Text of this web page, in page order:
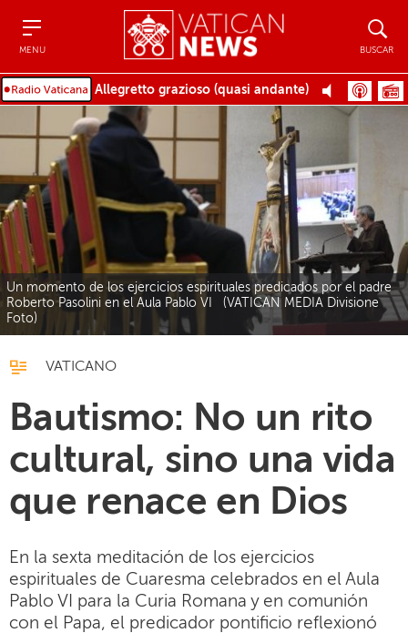
MENU BUSCAR
Allegretto grazioso (quasi andante)
Un momento de los ejercicios espirituales predicados por el padre
Roberto Pasolini en el Aula Pablo VI (VATICAN MEDIA Divisione
Foto)
VATICANO
Bautismo: No un rito
cultural, sino una vida
que renace en Dios
En la sexta meditación de los ejercicios
espirituales de Cuaresma celebrados en el Aula
Pablo VI para la Curia Romana y en comunión
con el Papa, el predicador pontificio reflexionó